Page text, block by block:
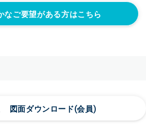
なご要望がある方はこちら
図面ダウンロード(会員)